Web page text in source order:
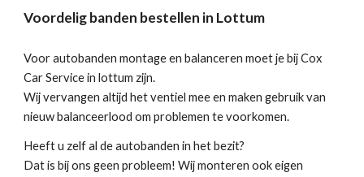
Voordelig banden bestellen in Lottum
Voor autobanden montage en balanceren moet je bij Cox
Car Service in lottum zijn.
Wij vervangen altijd het ventiel mee en maken gebruik van
nieuw balanceerlood om problemen te voorkomen.
Heeft u zelf al de autobanden in het bezit?
Dat is bij ons geen probleem! Wij monteren ook eigen